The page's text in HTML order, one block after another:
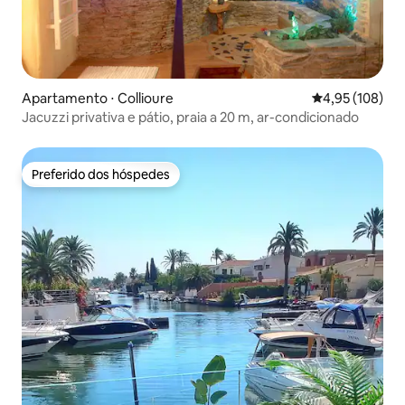
Apartamento ⋅ Collioure 4,95 de uma
4,95 (108)
Jacuzzi privativa e pátio, praia a 20 m, ar-condicionado
Preferido dos hóspedes
Preferido dos hóspedes